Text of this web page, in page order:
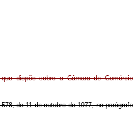
dispõe sobre a Câmara de Comércio
de 11 de outubro de 1977, no parágrafo